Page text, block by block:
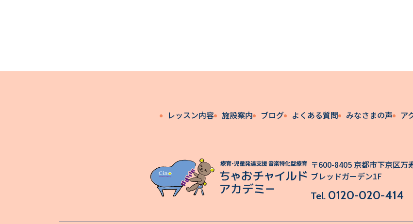
レッスン内容 施設案内 ブログ よくある質問 みなさまの声 ア
〒600-8405 京都市下京区万
ブレッドガーデン1F
Tel. 0120-020-414